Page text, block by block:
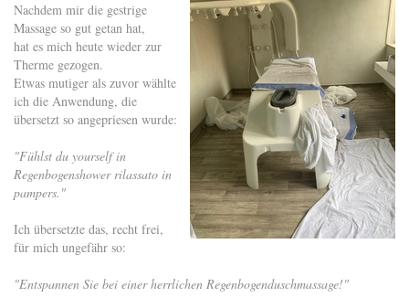
Nachdem mir die gestrige
Massage so gut getan hat,
hat es mich heute wieder zur
Therme gezogen.
Etwas mutiger als zuvor wählte
ich die Anwendung, die
übersetzt so angepriesen wurde:
"Fühlst du yourself in
Regenbogenshower rilassato in
pampers."
Ich übersetzte das, recht frei,
für mich ungefähr so:
"Entspannen Sie bei einer herrlichen Regenbogenduschmassage!"